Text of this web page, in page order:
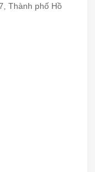
Thành phố Hồ